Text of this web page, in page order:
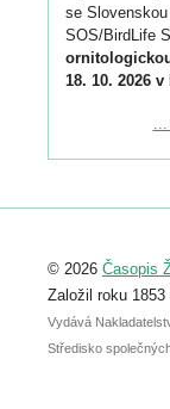
se
SOS/BirdLife
18. 10. 2026 v
Podrobnější
Registrovat
abstraktu
posteru je už
© 2026 Časopis
Založil roku
Vydává
Středisko